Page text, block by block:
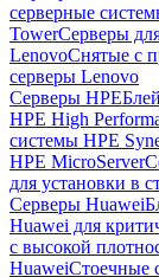
серверные
TowerСерверы
LenovoСнятые с
серверы Lenovo
Серверы HPE
HPE High
системы HPE
HPE MicroServer
для установки в
Серверы Huawei
Huawei для
с высокой
HuaweiСтоечные